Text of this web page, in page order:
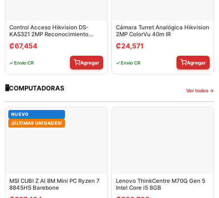
Control Acceso Hikvision DS-
KAS321 2MP Reconocimiento
Facial
₡67,454
✓ Envío CR Agregar
Cámara Turret Analógica Hikvision
2MP ColorVu 40m IR
₡24,571
✓ Envío CR Agregar
🖥COMPUTADORAS Ver todos →
NUEVO
¡ÚLTIMAS UNIDADES!
MSI CUBI Z AI 8M Mini PC Ryzen 7
8845HS Barebone
Lenovo ThinkCentre M70Q Gen 5
Intel Core i5 8GB